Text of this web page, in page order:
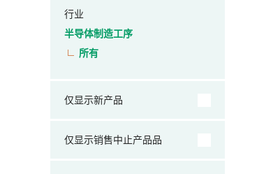
行业
半导体制造工序
所有
仅显示新产品
仅显示销售中止产品品